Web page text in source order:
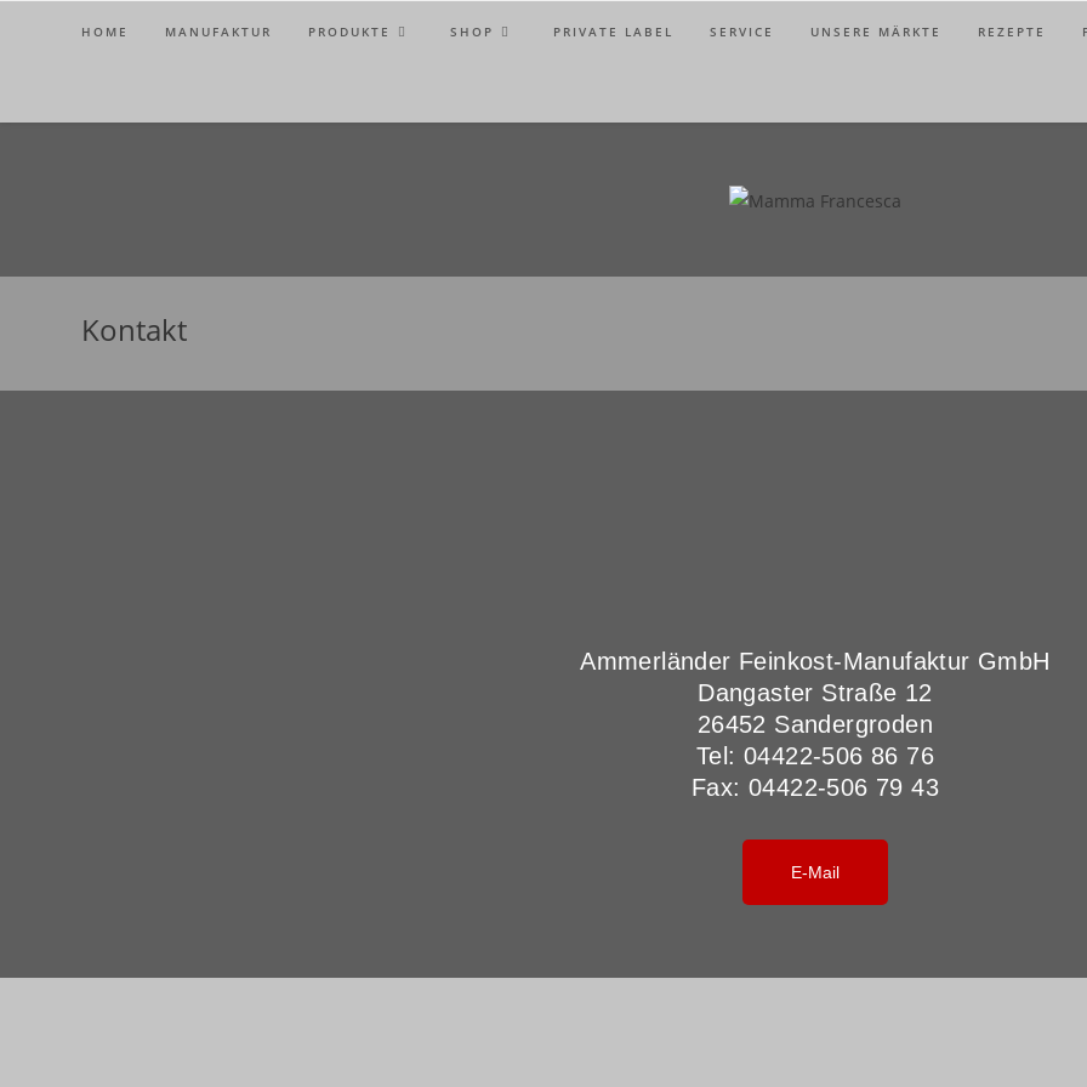
HOME MANUFAKTUR PRODUKTE SHOP PRIVATE LABEL SERVICE UNSERE MÄRKTE REZEPTE
Kontakt
Ammerländer Feinkost-Manufaktur GmbH
Dangaster Straße 12
26452 Sandergroden
Tel: 04422-506 86 76
Fax: 04422-506 79 43
E-Mail